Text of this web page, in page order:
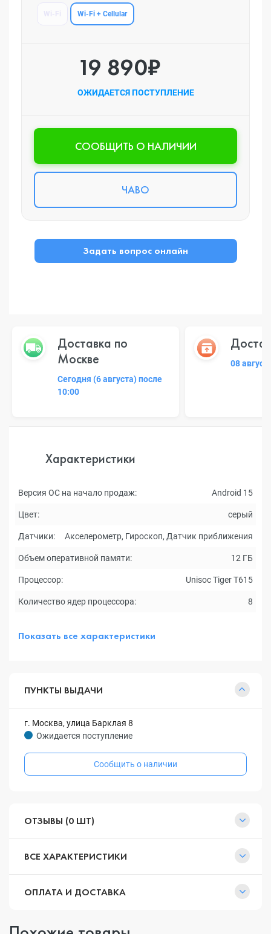
Wi-Fi + Cellular
19 890₽
ОЖИДАЕТСЯ ПОСТУПЛЕНИЕ
CООБЩИТЬ О НАЛИЧИИ
ЧАВО
Задать вопрос онлайн
Доставка по
Москве
Сегодня (6 августа) после
10:00
08
Характеристики
Версия ОС на начало продаж: Android 15
Цвет: серый
Датчики: Акселерометр, Гироскоп, Датчик приближения
Объем оперативной памяти: 12 ГБ
Процессор: Unisoc Tiger T615
Количество ядер процессора: 8
Показать все характеристики
ПУНКТЫ ВЫДАЧИ
г. Москва, улица Барклая 8
Ожидается поступление
Сообщить о наличии
ОТЗЫВЫ (0 ШТ)
ВСЕ ХАРАКТЕРИСТИКИ
ОПЛАТА И ДОСТАВКА